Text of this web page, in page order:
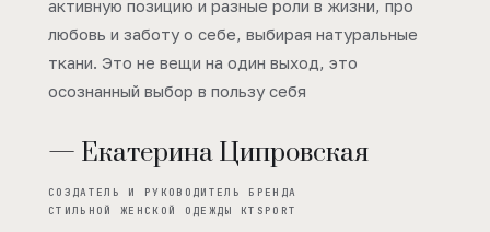
активную позицию и разные роли в жизни, про
любовь и заботу о себе, выбирая натуральные
ткани. Это не вещи на один выход, это
осознанный выбор в пользу себя
— Екатерина Ципровская
СОЗДАТЕЛЬ И РУКОВОДИТЕЛЬ БРЕНДА
СТИЛЬНОЙ ЖЕНСКОЙ ОДЕЖДЫ KTSPORT